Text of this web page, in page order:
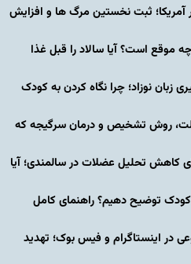
ثبت نخستین مرگ ها و افزایش
موقع است؟ آیا سالاد را قبل غذا
زبان نوزاد؛ چرا نگاه کردن به کودک
روش تشخیص و درمان سرگیجه که
کاهش تحلیل عضلات در سالمندی؛ آیا
توضیح دهیم؟ راهنمای کامل
اینستاگرام و فیس بوک؛ تهدید